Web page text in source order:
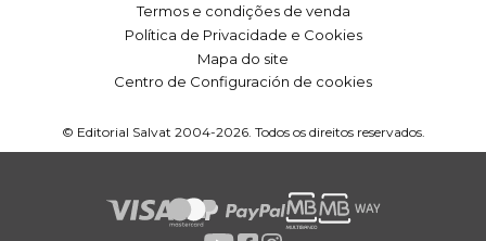
Termos e condições de venda
Política de Privacidade e Cookies
Mapa do site
Centro de Configuración de cookies
© Editorial Salvat 2004-2026. Todos os direitos reservados.